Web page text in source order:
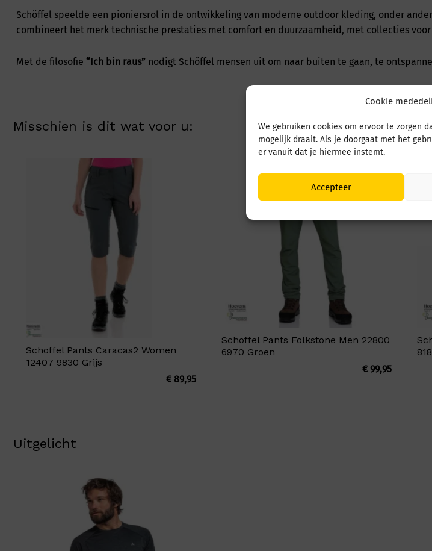
Cookie
We gebruiken cookies om ervoor te zorgen
mogelijk draait. Als je doorgaat met het
er vanuit dat je hiermee instemt.
Accepteer
Schöffel speelde een pioniersrol in de ontwikkeling van moderne outdoor kleding, onder
combineert het merk technische prestaties met comfort en duurzaamheid, met collecties voor
Met de filosofie “Ich bin raus” nodigt Schöffel mensen uit om naar buiten te gaan, te
Misschien is dit wat voor u:
Schoffel Pants Caracas2 Women
12407 9830 Grijs
€89,95
Schoffel Pants Folkstone Men 22800
6970 Groen
€99,95
Uitgelicht